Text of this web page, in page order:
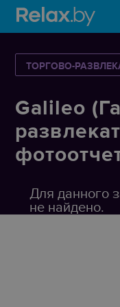
Galileo
Для данного
не найдено.